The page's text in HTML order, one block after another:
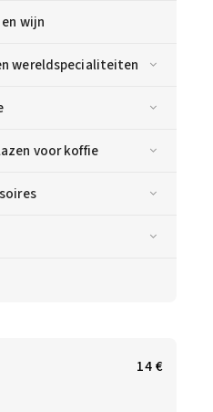
wijn
wereldspecialiteiten
voor koffie
14€